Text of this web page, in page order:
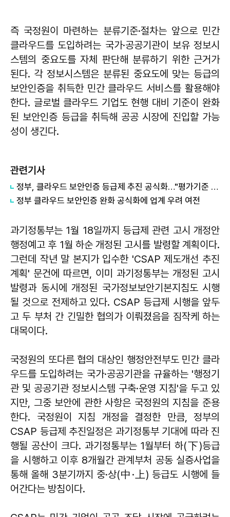
즉 국정원이 마련하는 분류기준·절차는 앞으로 민간
클라우드를 도입하려는 국가·공공기관이 보유 정보시
스템의 중요도를 자체 판단해 분류하기 위한 근거가
된다. 각 정보시스템은 분류된 중요도에 맞는 등급의
보안인증을 취득한 민간 클라우드 서비스를 활용해야
한다. 글로벌 클라우드 기업도 현행 대비 기준이 완화
된 보안인증 등급을 취득해 공공 시장에 진입할 가능
성이 생긴다.
관련기사
정부, 클라우드 보안인증 등급제 추진 공식화…"평가기준 보완·완화"
정부 클라우드 보안인증 완화 공식화에 업계 우려 여전
과기정통부는 1월 18일까지 등급제 관련 고시 개정안
행정예고 후 1월 하순 개정된 고시를 발령할 계획이다.
그런데 작년 말 본지가 입수한 'CSAP 제도개선 추진
계획' 문건에 따르면, 이미 과기정통부는 개정된 고시
발령과 동시에 개정된 국가정보보안기본지침도 시행
될 것으로 전제하고 있다. CSAP 등급제 시행을 앞두
고 두 부처 간 긴밀한 협의가 이뤄졌음을 짐작케 하는
대목이다.
국정원의 또다른 협의 대상인 행정안전부도 민간 클라
우드를 도입하려는 국가·공공기관을 규율하는 '행정기
관 및 공공기관 정보시스템 구축·운영 지침'을 두고 있
지만, 그중 보안에 관한 사항은 국정원의 지침을 준용
한다. 국정원이 지침 개정을 결정한 만큼, 정부의
CSAP 등급제 추진일정은 과기정통부 기대에 따라 진
행될 공산이 크다. 과기정통부는 1월부터 하(下)등급
을 시행하고 이후 8개월간 관계부처 공동 실증사업을
통해 올해 3분기까지 중·상(中·上) 등급도 시행에 들
어간다는 방침이다.